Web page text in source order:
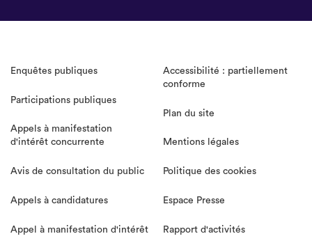
Enquêtes publiques
Participations publiques
Appels à manifestation
d'intérêt concurrente
Avis de consultation du public
Appels à candidatures
Appel à manifestation d'intérêt
Accessibilité : partiellement
conforme
Plan du site
Mentions légales
Politique des cookies
Espace Presse
Rapport d'activités